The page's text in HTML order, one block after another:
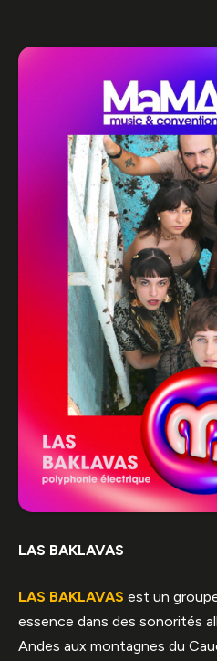
LAS BAKLAVAS
LAS BAKLAVAS est un
essence dans des sonorités
Andes aux montagnes du